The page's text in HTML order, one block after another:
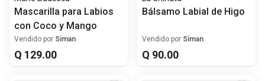
Mascarilla para Labios
con Coco y Mango
Vendido por Siman
Q 129.00
Bálsamo Labial de Higo
Vendido por Siman
Q 90.00